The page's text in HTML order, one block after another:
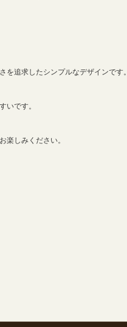
追求したシンプルなデザインです。
いです。
楽しみください。